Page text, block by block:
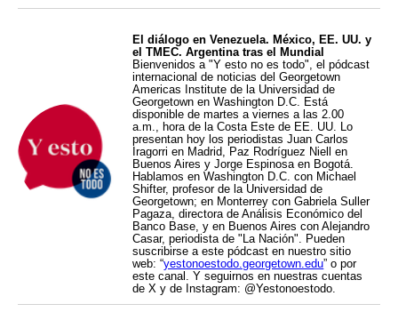
El diálogo en Venezuela. México, EE. UU. y
el TMEC. Argentina tras el Mundial
Bienvenidos a "Y esto no es todo", el pódcast
internacional de noticias del Georgetown
Americas Institute de la Universidad de
Georgetown en Washington D.C. Está
disponible de martes a viernes a las 2.00
a.m., hora de la Costa Este de EE. UU. Lo
presentan hoy los periodistas Juan Carlos
Iragorri en Madrid, Paz Rodríguez Niell en
Buenos Aires y Jorge Espinosa en Bogotá.
Hablamos en Washington D.C. con Michael
Shifter, profesor de la Universidad de
Georgetown; en Monterrey con Gabriela Suller
Pagaza, directora de Análisis Económico del
Banco Base, y en Buenos Aires con Alejandro
Casar, periodista de "La Nación". Pueden
suscribirse a este pódcast en nuestro sitio
web: “yestonoestodo.georgetown.edu” o por
este canal. Y seguirnos en nuestras cuentas
de X y de Instagram: @Yestonoestodo.